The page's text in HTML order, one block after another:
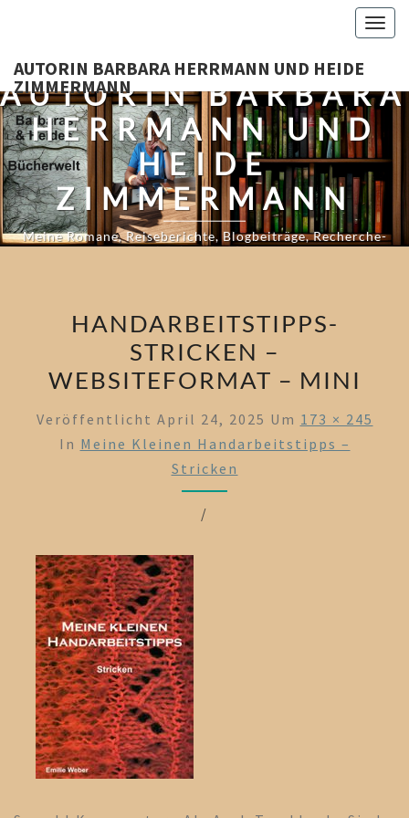
content
AUTORIN BARBARA HERRMANN UND HEIDE
ZIMMERMANN
AUTORIN BARBARA
HERRMANN UND
HEIDE
ZIMMERMANN
Meine Romane, Reiseberichte, Blogbeiträge, Recherche-
Tagebücher Und Mehr…
HANDARBEITSTIPPS-
STRICKEN –
WEBSITEFORMAT – MINI
Veröffentlicht April 24, 2025 Um 173 × 245
In Meine Kleinen Handarbeitstipps –
Stricken
/